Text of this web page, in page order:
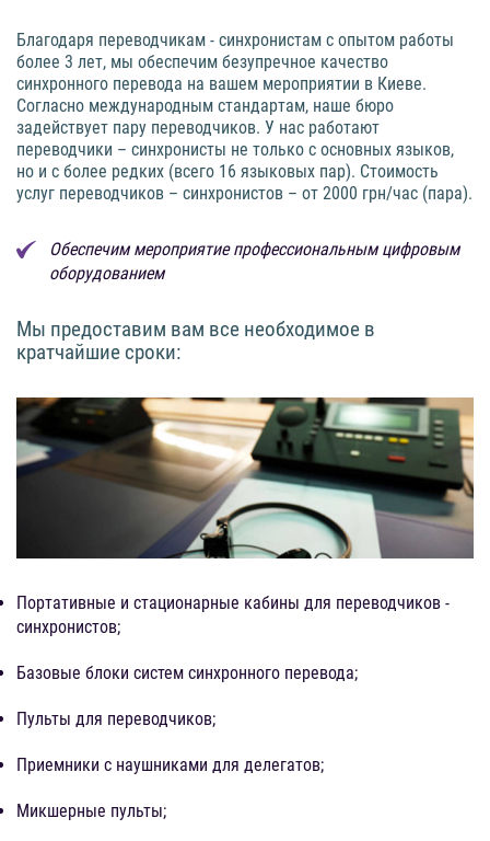
Благодаря переводчикам - синхронистам с опытом работы
более 3 лет, мы обеспечим безупречное качество
синхронного перевода на вашем мероприятии в Киеве.
Согласно международным стандартам, наше бюро
задействует пару переводчиков. У нас работают
переводчики – синхронисты не только с основных языков,
но и с более редких (всего 16 языковых пар). Стоимость
услуг переводчиков – синхронистов – от 2000 грн/час (пара).
Обеспечим мероприятие профессиональным цифровым
оборудованием
Мы предоставим вам все необходимое в
кратчайшие сроки:
Портативные и стационарные кабины для переводчиков -
синхронистов;
Базовые блоки систем синхронного перевода;
Пульты для переводчиков;
Приемники с наушниками для делегатов;
Микшерные пульты;